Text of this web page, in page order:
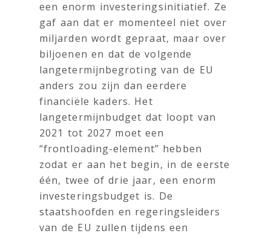
een enorm investeringsinitiatief. Ze
gaf aan dat er momenteel niet over
miljarden wordt gepraat, maar over
biljoenen en dat de volgende
langetermijnbegroting van de EU
anders zou zijn dan eerdere
financiële kaders. Het
langetermijnbudget dat loopt van
2021 tot 2027 moet een
“frontloading-element” hebben
zodat er aan het begin, in de eerste
één, twee of drie jaar, een enorm
investeringsbudget is. De
staatshoofden en regeringsleiders
van de EU zullen tijdens een